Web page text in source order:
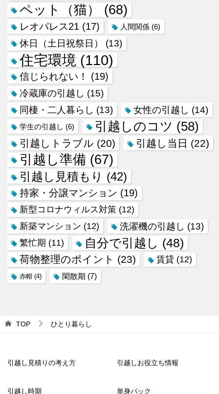
ペット（猫） (68)
レオパレス21 (17) 人間関係 (6)
休日（土日祝祭日） (13)
住宅環境 (110)
信じられない！ (19)
冷蔵庫の引越し (15)
同棲・二人暮らし (13) 女性の引越し (14)
学生の引越し (6) 引越しのコツ (58)
引越しトラブル (20) 引越し当日 (22)
引越し準備 (67)
引越し見積もり (42)
持家・分譲マンション (19)
新型コロナウィルス対策 (12)
新築マンション (12) 洗濯機の引越し (13)
繁忙期 (11) 自分で引越し (48)
荷物整理のポイント (23) 賃貸 (12)
赤帽 (4) 閑散期 (7)
TOP ひとり暮らし
引越し見積りの考え方 引越しお役立ち情報
引越し時期 単身パック